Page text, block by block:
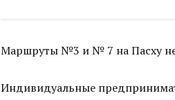
Маршруты №3 и № 7 на Пасху
Индивидуальные